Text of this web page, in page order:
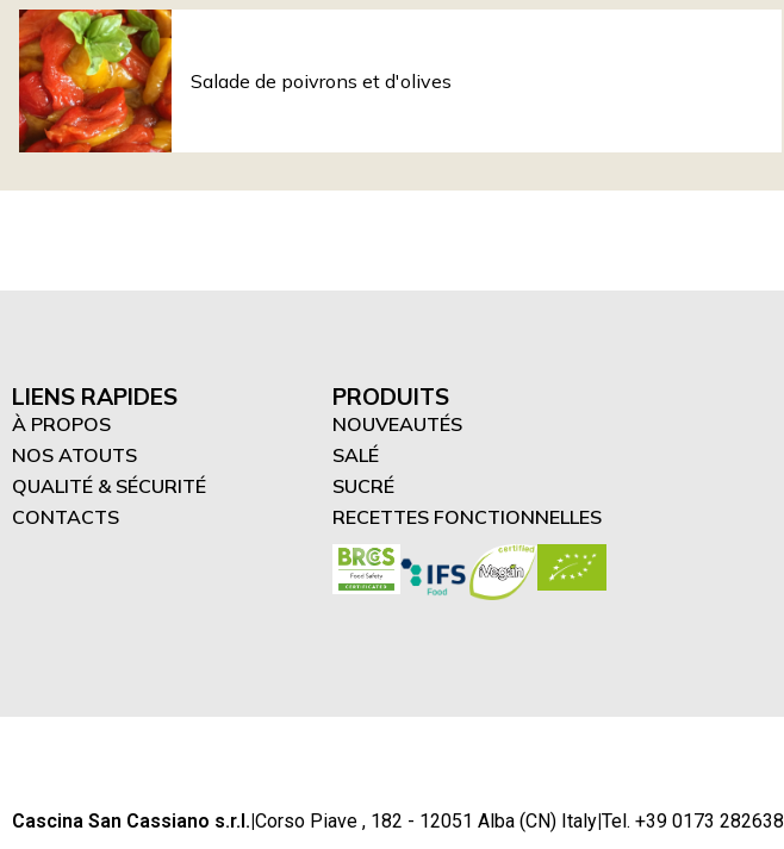
Salade de poivrons et d'olives
LIENS RAPIDES
À PROPOS
NOS ATOUTS
QUALITÉ & SÉCURITÉ
CONTACTS
PRODUITS
NOUVEAUTÉS
SALÉ
SUCRÉ
RECETTES FONCTIONNELLES
Cascina San Cassiano s.r.l.|Corso Piave , 182 - 12051 Alba (CN) Italy|Tel. +39 0173 282638